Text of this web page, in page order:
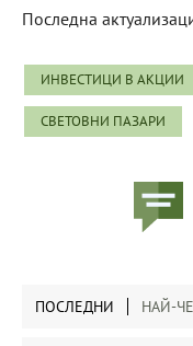
Последна
ИНВЕСТИЦИ В АКЦИИ
СВЕТОВНИ ПАЗАРИ
ПОСЛЕДНИ НАЙ-